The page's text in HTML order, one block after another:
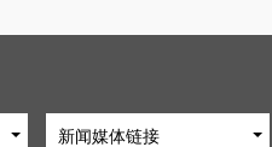
新闻媒体链接